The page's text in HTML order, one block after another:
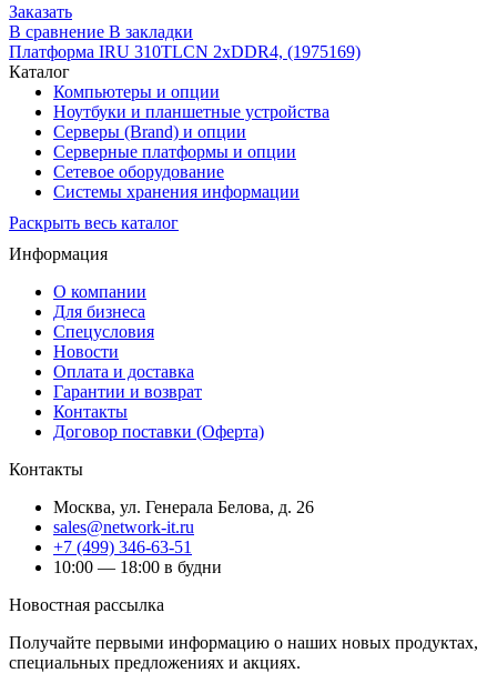
Заказать
В сравнение В закладки
Платформа IRU 310TLCN 2xDDR4, (1975169)
Каталог
Компьютеры и опции
Ноутбуки и планшетные устройства
Серверы (Brand) и опции
Серверные платформы и опции
Сетевое оборудование
Системы хранения информации
Раскрыть весь каталог
Информация
О компании
Для бизнеса
Спецусловия
Новости
Оплата и доставка
Гарантии и возврат
Контакты
Договор поставки (Оферта)
Контакты
Москва, ул. Генерала Белова, д. 26
sales@network-it.ru
+7 (499) 346-63-51
10:00 — 18:00 в будни
Новостная рассылка
Получайте первыми информацию о наших новых продуктах,
специальных предложениях и акциях.